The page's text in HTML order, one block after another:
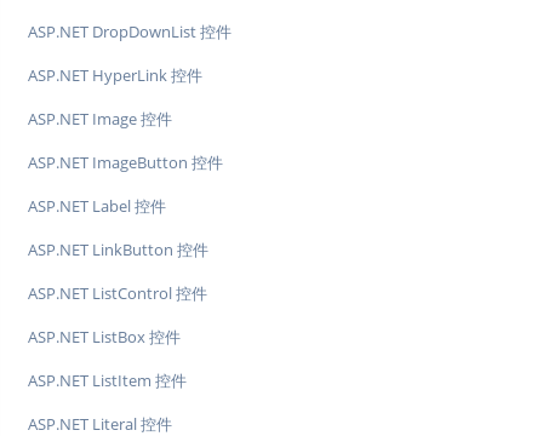
ASP.NET DropDownList 控件
ASP.NET HyperLink 控件
ASP.NET Image 控件
ASP.NET ImageButton 控件
ASP.NET Label 控件
ASP.NET LinkButton 控件
ASP.NET ListControl 控件
ASP.NET ListBox 控件
ASP.NET ListItem 控件
ASP.NET Literal 控件